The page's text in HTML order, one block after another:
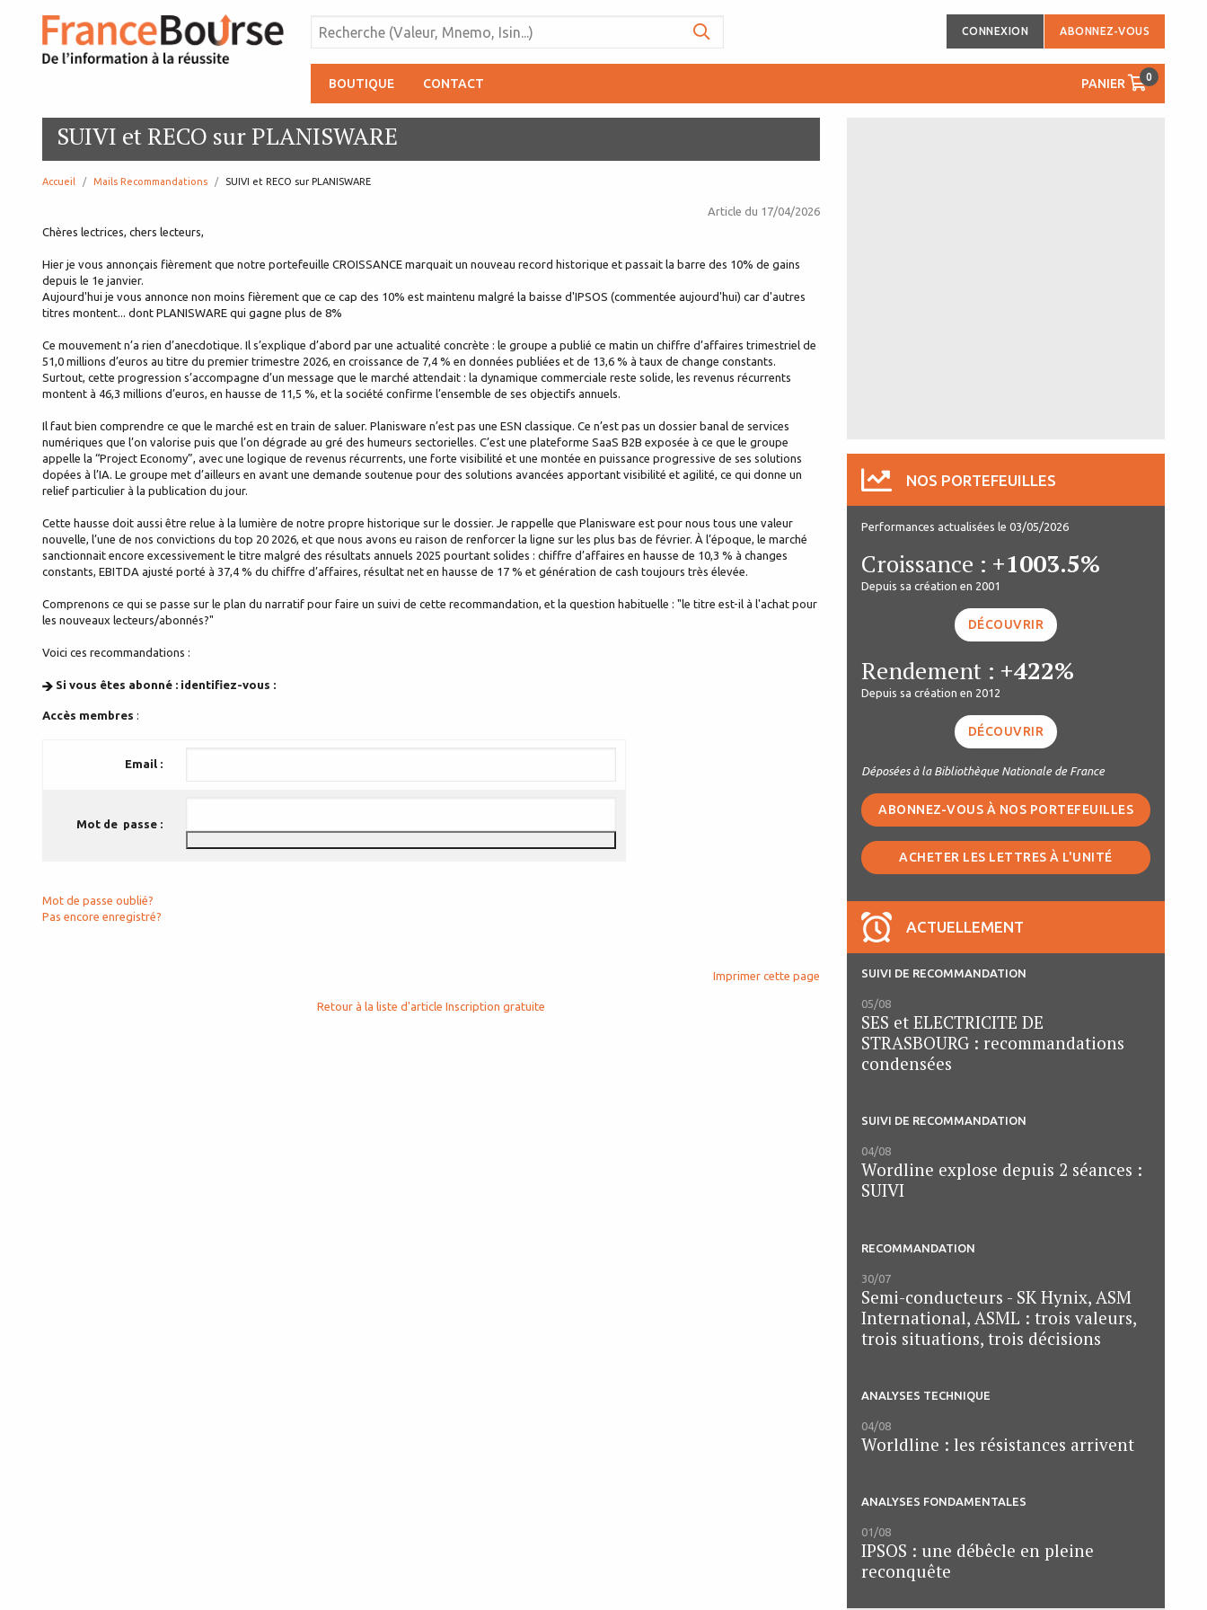
CONNEXION ABONNEZ-VOUS
BOUTIQUE CONTACT PANIER 0
SUIVI et RECO sur PLANISWARE
Accueil Mails Recommandations page:
SUIVI et RECO sur PLANISWARE
Article du 17/04/2026
Chères lectrices, chers lecteurs,
Hier je vous annonçais fièrement que notre portefeuille CROISSANCE marquait un nouveau record historique et passait la barre des 10% de gains
depuis le 1e janvier.
Aujourd'hui je vous annonce non moins fièrement que ce cap des 10% est maintenu malgré la baisse d'IPSOS (commentée aujourd'hui) car d'autres
titres montent... dont PLANISWARE qui gagne plus de 8%
Ce mouvement n’a rien d’anecdotique. Il s’explique d’abord par une actualité concrète : le groupe a publié ce matin un chiffre d’affaires trimestriel de
51,0 millions d’euros au titre du premier trimestre 2026, en croissance de 7,4 % en données publiées et de 13,6 % à taux de change constants.
Surtout, cette progression s’accompagne d’un message que le marché attendait : la dynamique commerciale reste solide, les revenus récurrents
montent à 46,3 millions d’euros, en hausse de 11,5 %, et la société confirme l’ensemble de ses objectifs annuels.
Il faut bien comprendre ce que le marché est en train de saluer. Planisware n’est pas une ESN classique. Ce n’est pas un dossier banal de services
numériques que l’on valorise puis que l’on dégrade au gré des humeurs sectorielles. C’est une plateforme SaaS B2B exposée à ce que le groupe
appelle la “Project Economy”, avec une logique de revenus récurrents, une forte visibilité et une montée en puissance progressive de ses solutions
dopées à l’IA. Le groupe met d’ailleurs en avant une demande soutenue pour des solutions avancées apportant visibilité et agilité, ce qui donne un
relief particulier à la publication du jour.
Cette hausse doit aussi être relue à la lumière de notre propre historique sur le dossier. Je rappelle que Planisware est pour nous tous une valeur
nouvelle, l’une de nos convictions du top 20 2026, et que nous avons eu raison de renforcer la ligne sur les plus bas de février. À l’époque, le marché
sanctionnait encore excessivement le titre malgré des résultats annuels 2025 pourtant solides : chiffre d’affaires en hausse de 10,3 % à changes
constants, EBITDA ajusté porté à 37,4 % du chiffre d’affaires, résultat net en hausse de 17 % et génération de cash toujours très élevée.
Comprenons ce qui se passe sur le plan du narratif pour faire un suivi de cette recommandation, et la question habituelle : "le titre est-il à l'achat pour
les nouveaux lecteurs/abonnés?"
Voici ces recommandations :
Si vous êtes abonné : identifiez-vous :
Accès membres :
Email :
Mot de passe :
Mot de passe oublié?
Pas encore enregistré?
Imprimer cette page
Retour à la liste d'article Inscription gratuite
NOS PORTEFEUILLES
Performances actualisées le 03/05/2026
Croissance : +1003.5%
Depuis sa création en 2001
DÉCOUVRIR
Rendement : +422%
Depuis sa création en 2012
DÉCOUVRIR
Déposées à la Bibliothèque Nationale de France
ABONNEZ-VOUS À NOS PORTEFEUILLES
ACHETER LES LETTRES À L'UNITÉ
ACTUELLEMENT
SUIVI DE RECOMMANDATION
05/08
SES et ELECTRICITE DE
STRASBOURG : recommandations
condensées
SUIVI DE RECOMMANDATION
04/08
Wordline explose depuis 2 séances :
SUIVI
RECOMMANDATION
30/07
Semi-conducteurs - SK Hynix, ASM
International, ASML : trois valeurs,
trois situations, trois décisions
ANALYSES TECHNIQUE
04/08
Worldline : les résistances arrivent
ANALYSES FONDAMENTALES
01/08
IPSOS : une débêcle en pleine
reconquête